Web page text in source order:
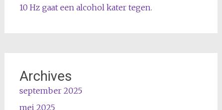
10 Hz gaat een alcohol kater tegen.
Archives
september 2025
mei 2025